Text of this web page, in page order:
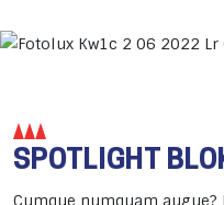
SPOTLIGHT
Cumque numquam